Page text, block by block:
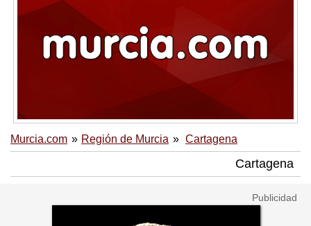
Murcia.com Región de Murcia Cartagena
Cartagena